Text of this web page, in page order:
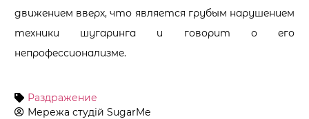
движением вверх, что является грубым нарушением
техники шугаринга и говорит о его
непрофессионализме.
Раздражение
Мережа студій SugarMe